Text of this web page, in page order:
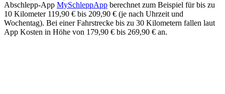
Abschlepp-App MySchleppApp berechnet zum Beispiel für bis zu
10 Kilometer 119,90 € bis 209,90 € (je nach Uhrzeit und
Wochentag). Bei einer Fahrstrecke bis zu 30 Kilometern fallen laut
App Kosten in Höhe von 179,90 € bis 269,90 € an.